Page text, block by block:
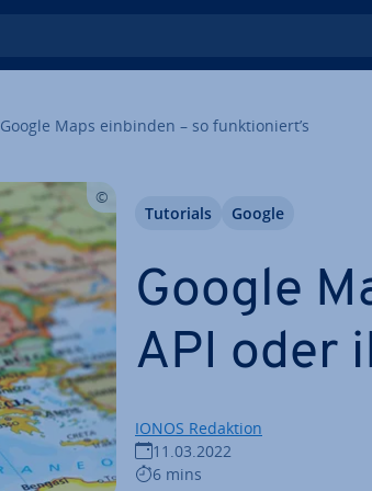
Google Maps einbinden – so funk­tio­niert’s
Google
API oder
IONOS Redaktion
11.03.2022
6 mins
Tutorials Google